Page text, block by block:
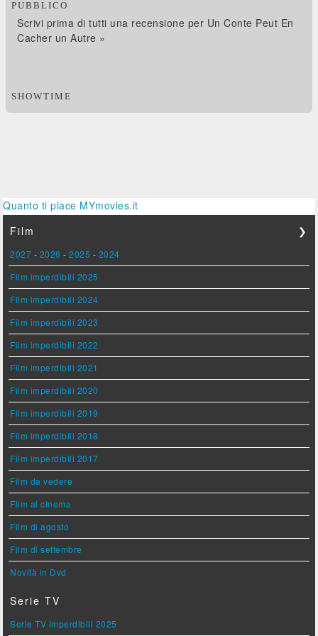
PUBBLICO
Scrivi prima di tutti una recensione per Un Conte Peut En
Cacher un Autre »
SHOWTIME
Quanto ti piace MYmovies.it
Film
❯
2027 - 2026 -2025 - 2024
Film imperdibili 2025
Film imperdibili 2024
Film imperdibili 2023
Film imperdibili 2022
Film imperdibili 2021
Film imperdibili 2020
Film imperdibili 2019
Film imperdibili 2018
Film imperdibili 2017
Film da vedere
Film al cinema
Film di agosto
Film di settembre
Novità in Dvd
Serie TV
Serie TV imperdibili 2025